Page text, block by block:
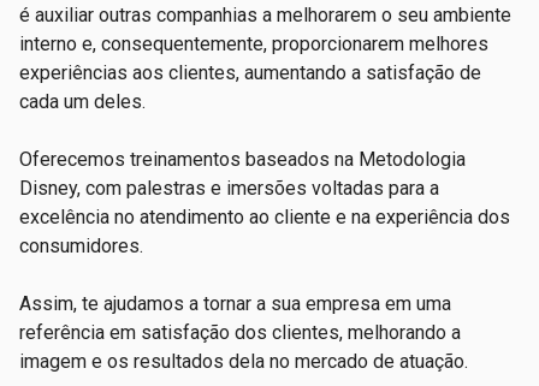
é auxiliar outras companhias a melhorarem o seu ambiente
interno e, consequentemente, proporcionarem melhores
experiências aos clientes, aumentando a satisfação de
cada um deles.
Oferecemos treinamentos baseados na Metodologia
Disney, com palestras e imersões voltadas para a
excelência no atendimento ao cliente e na experiência dos
consumidores.
Assim, te ajudamos a tornar a sua empresa em uma
referência em satisfação dos clientes, melhorando a
imagem e os resultados dela no mercado de atuação.